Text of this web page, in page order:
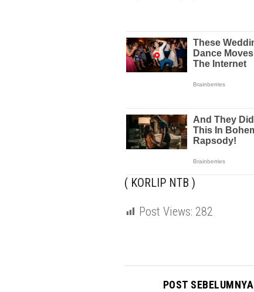
( KORLIP NTB )
Post Views: 282
POST SEBELUMNYA